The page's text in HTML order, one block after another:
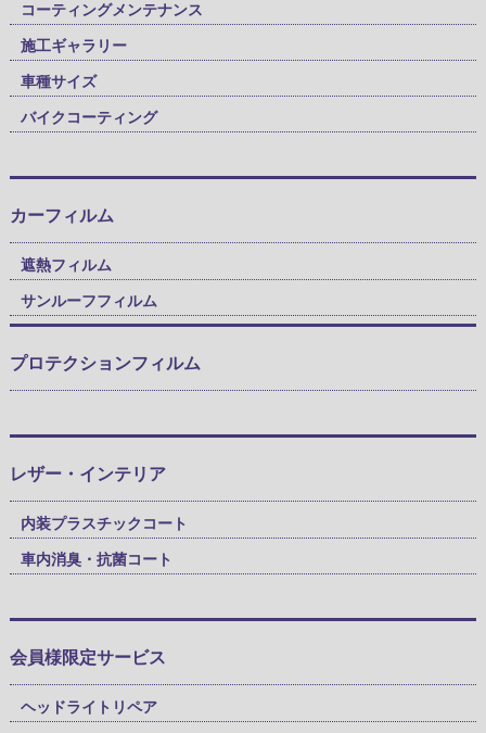
コーティングメンテナンス
施工ギャラリー
車種サイズ
バイクコーティング
カーフィルム
遮熱フィルム
サンルーフフィルム
プロテクションフィルム
レザー・インテリア
内装プラスチックコート
車内消臭・抗菌コート
会員様限定サービス
ヘッドライトリペア